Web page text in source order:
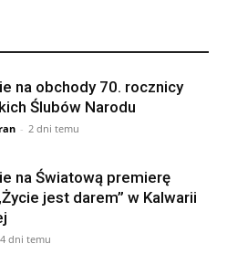
na obchody 70. rocznicy
Ślubów Narodu
- 2 dni temu
na Światową premierę
jest darem” w Kalwarii
4 dni temu